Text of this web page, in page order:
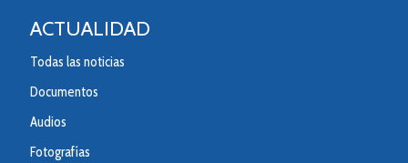
ACTUALIDAD
Todas las noticias
Documentos
Audios
Fotografías